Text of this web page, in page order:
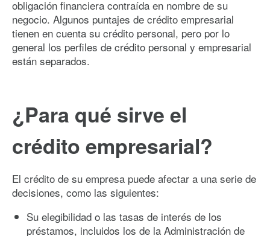
obligación financiera contraída en nombre de su
negocio. Algunos puntajes de crédito empresarial
tienen en cuenta su crédito personal, pero por lo
general los perfiles de crédito personal y empresarial
están separados.
¿Para qué sirve el
crédito empresarial?
El crédito de su empresa puede afectar a una serie de
decisiones, como las siguientes:
Su elegibilidad o las tasas de interés de los
préstamos, incluidos los de la Administración de